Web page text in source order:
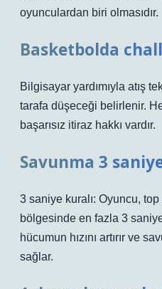
oyunculardan biri olmasıdır.
Basketbolda
Bilgisayar yardımıyla atış
tarafa düşeceği belirlenir.
başarısız itiraz hakkı vardır.
Savunma 3
3 saniye kuralı: Oyuncu,
bölgesinde en fazla 3
hücumun hızını artırır ve
sağlar.